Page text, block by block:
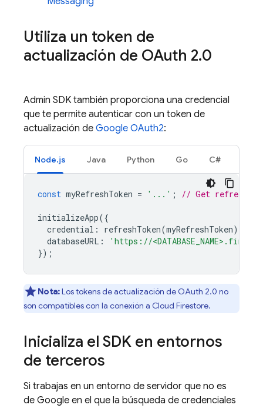
Utiliza un token de
actualización de OAuth 2.0
Admin SDK también proporciona una credencial
que te permite autenticar con un token de
actualización de Google OAuth2:
Node.js Java Python Go C#
const myRefreshToken = '...' ; // Get refresh
initializeApp({
credential : refreshToken(myRefreshToken),
databaseURL :
'https://
});
Nota:Los tokens de actualización de OAuth 2.0 no
son compatibles con la conexión a Cloud Firestore.
Inicializa el SDK en entornos
de terceros
Si trabajas en un entorno de servidor que no es
de Google en el que la búsqueda de credenciales